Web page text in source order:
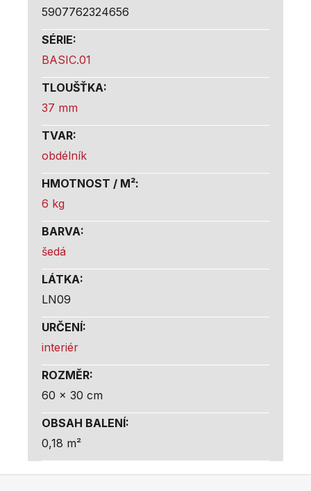
5907762324656
SÉRIE:
BASIC.01
TLOUŠŤKA:
37 mm
TVAR:
obdélník
HMOTNOST / M²:
6 kg
BARVA:
šedá
LÁTKA:
LN09
URČENÍ:
interiér
ROZMĚR:
60 x 30 cm
OBSAH BALENÍ:
0,18 m²